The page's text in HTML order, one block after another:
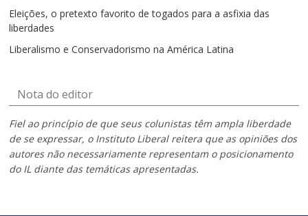
Eleições, o pretexto favorito de togados para a asfixia das
liberdades
Liberalismo e Conservadorismo na América Latina
Nota do editor
Fiel ao princípio de que seus colunistas têm ampla liberdade
de se expressar, o Instituto Liberal reitera que as opiniões dos
autores não necessariamente representam o posicionamento
do IL diante das temáticas apresentadas.